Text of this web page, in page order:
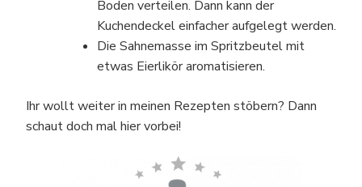
Boden verteilen. Dann kann der
Kuchendeckel einfacher aufgelegt werden.
Die Sahnemasse im Spritzbeutel mit
etwas Eierlikör aromatisieren.
Ihr wollt weiter in meinen Rezepten stöbern? Dann
schaut doch mal hier vorbei!